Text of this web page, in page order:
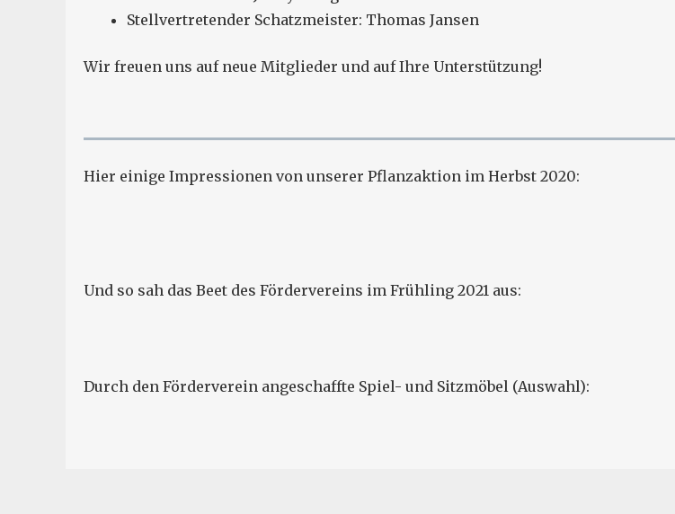
Stellvertretender Schatzmeister: Thomas Jansen
Wir freuen uns auf neue Mitglieder und auf Ihre Unterstützung!
Hier einige Impressionen von unserer Pflanzaktion im Herbst 2020:
Und so sah das Beet des Fördervereins im Frühling 2021 aus:
Durch den Förderverein angeschaffte Spiel- und Sitzmöbel (Auswahl):